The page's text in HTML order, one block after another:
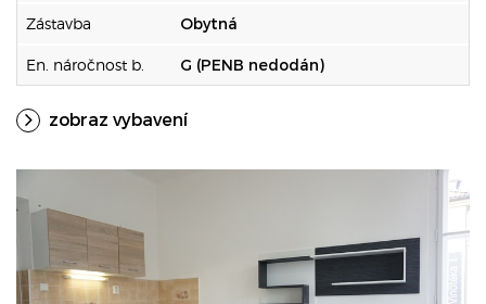
Zástavba Obytná
En. náročnost b. G (PENB nedodán)
zobraz vybavení